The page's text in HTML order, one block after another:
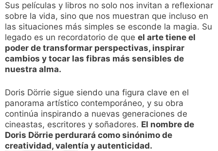
Sus películas y libros no solo nos invitan a reflexionar
sobre la vida, sino que nos muestran que incluso en
las situaciones más simples se esconde la magia. Su
legado es un recordatorio de que el arte tiene el
poder de transformar perspectivas, inspirar
cambios y tocar las fibras más sensibles de
nuestra alma.
Doris Dörrie sigue siendo una figura clave en el
panorama artístico contemporáneo, y su obra
continúa inspirando a nuevas generaciones de
cineastas, escritores y soñadores. El nombre de
Doris Dörrie perdurará como sinónimo de
creatividad, valentía y autenticidad.